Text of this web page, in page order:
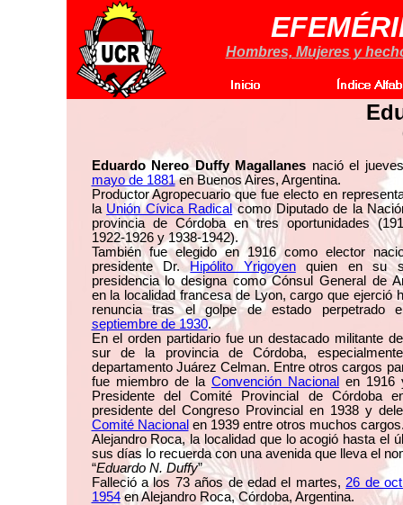
Hombres, Mujeres y
Eduardo Nereo Duffy Magallanes nació el
mayo de 1881en Buenos Aires, Argentina.
Productor Agropecuario que fue electo en
la Unión Cívica Radicalcomo Diputado de la
provincia de Córdoba en tres oportunidades
1922-1926 y 1938-1942).
También fue elegido en 1916 como elector
presidente Dr. Hipólito Yrigoyenquien en su
presidencia lo designa como Cónsul General de
en la localidad francesa de Lyon, cargo que ejerció
renuncia tras el golpe de estado perpetrado
septiembre de 1930.
En el orden partidario fue un destacado militante
sur de la provincia de Córdoba,
departamento Juárez Celman. Entre otros cargos
fue miembro de la Convención Nacional
en 1916
Presidente del Comité Provincial de Córdoba
presidente del Congreso Provincial en 1938 y
Comité Nacional en 1939 entre otros muchos
Alejandro Roca, la localidad que lo acogió hasta el
sus días lo recuerda con una avenida que lleva el
“Eduardo N. Duffy”
Falleció a los 73 años de edad el martes, 26 de
1954en Alejandro Roca, Córdoba, Argentina.